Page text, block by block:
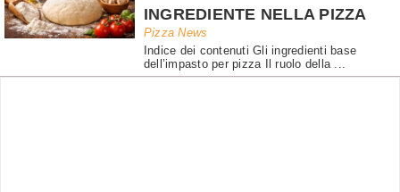
INGREDIENTE NELLA PIZZA
Pizza News
Indice dei contenuti Gli ingredienti base
dell’impasto per pizza Il ruolo della ...